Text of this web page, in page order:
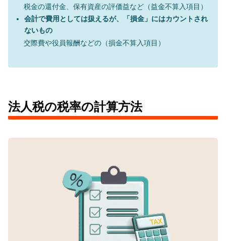
税金の還付金、保有資産の評価益など（益金不算入項目）
会計で費用としては扱えるが、「損金」にはカウントされ
ないもの
交際費や役員報酬などの（損金不算入項目）
法人税の税率の計算方法